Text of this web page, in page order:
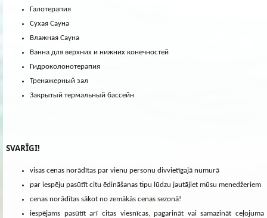
Галотерапия
Сухая Сауна
Влажная Сауна
Ванна для верхних и нижних конечностей
Гидроколонотерапия
Тренажерный зал
Закрытый термальный бассейн
SVARĪGI!
visas cenas norādītas par vienu personu divvietīgajā numurā
par iespēju pasūtīt citu ēdināšanas tipu lūdzu jautājiet mūsu menedžeriem
cenas norādītas sākot no zemākās cenas sezonā!
iespējams pasūtīt arī citas viesnīcas, pagarināt vai samazināt ceļojuma